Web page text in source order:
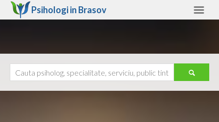
Psihologi in Brasov
Ajutor